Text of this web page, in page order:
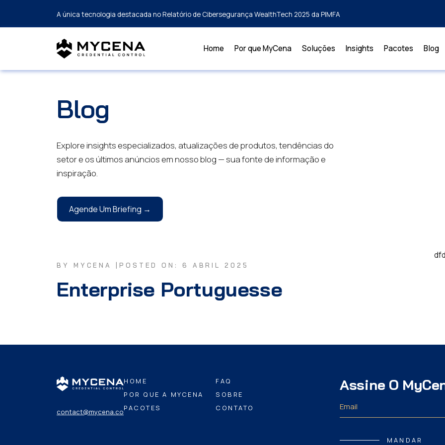
A única tecnologia destacada no Relatório de Cibersegurança WealthTech 2025 da PIMFA
Home Por que MyCena Soluções Insights Pacotes Blog
Blog
Explore insights especializados, atualizações de produtos, tendências do
setor e os últimos anúncios em nosso blog — sua fonte de informação e
inspiração.
Agende Um Briefing →
BY MYCENA | POSTED ON: 6 ABRIL 2025
Enterprise Portuguesse
contact@mycena.co
HOME
POR QUE A MYCENA
PACOTES
FAQ
SOBRE
CONTATO
Assine O
MANDAR